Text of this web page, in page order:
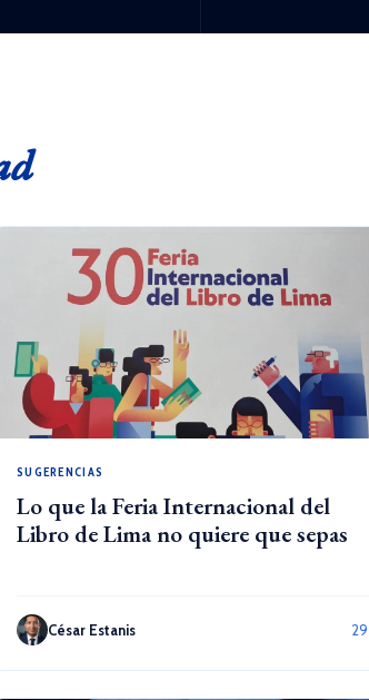
SUGERENCIAS
Lo que la Feria Internacional del
Libro de Lima no quiere que sepas
César Estanis